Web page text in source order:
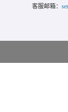
客服邮箱：